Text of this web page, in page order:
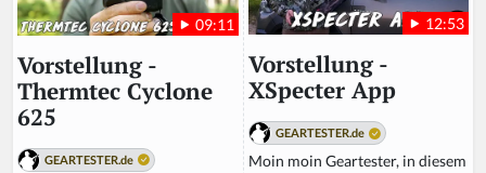
09:11
Vorstellung -
Thermtec Cyclone
625
GEARTESTER.de
12:53
Vorstellung -
XSpecter App
GEARTESTER.de
Moin moin Geartester, in diesem